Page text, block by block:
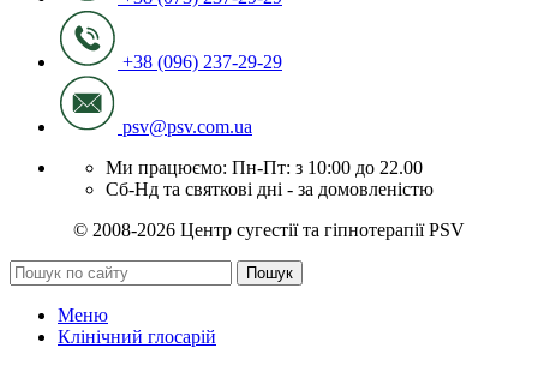
+38 (096) 237-29-29
psv@psv.com.ua
Ми працюємо: Пн-Пт: з 10:00 до 22.00
Сб-Нд та святкові дні - за домовленістю
© 2008-2026 Центр сугестії та гіпнотерапії PSV
Пошук
Меню
Клінічний глосарій